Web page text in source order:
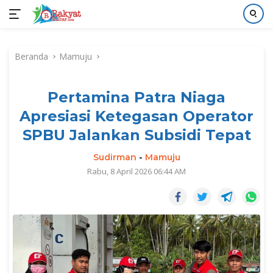
kontenBeranda Mamuju
Pertamina Patra Niaga
Apresiasi Ketegasan Operator
SPBU Jalankan Subsidi Tepat
Sudirman - Mamuju
Rabu, 8 April 2026 06:44 AM